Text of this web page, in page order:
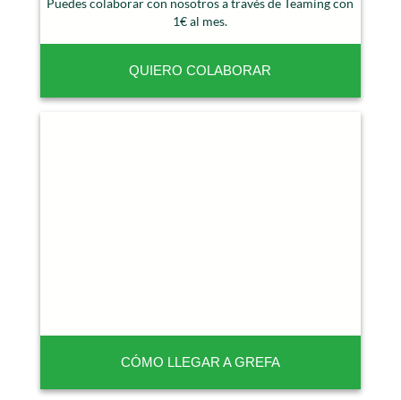
1€ al mes.
QUIERO COLABORAR
CÓMO LLEGAR A GREFA